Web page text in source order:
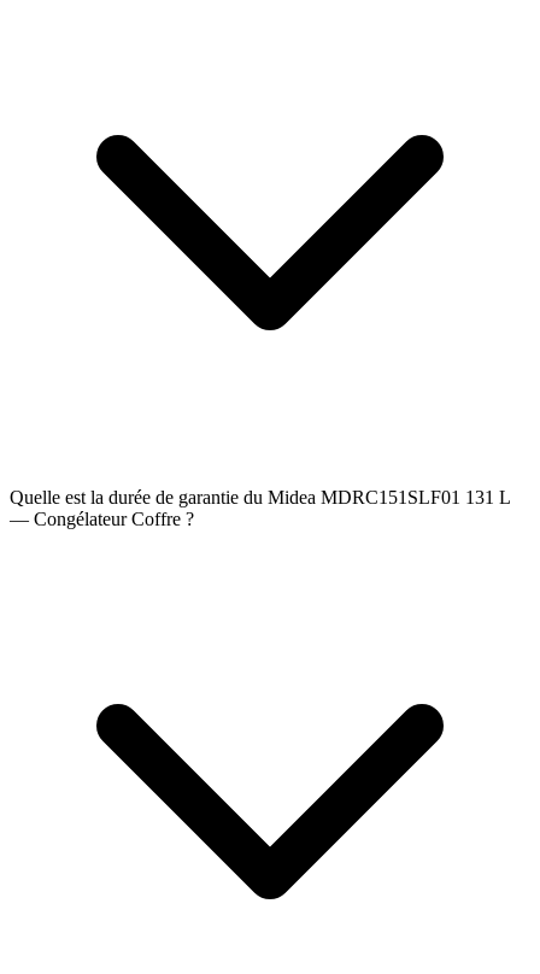
Quelle est la durée de garantie du Midea MDRC151SLF01 131 L
— Congélateur Coffre ?